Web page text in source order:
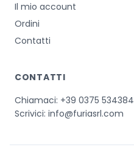
Il mio account
Ordini
Contatti
CONTATTI
Chiamaci: +39 0375 534384
Scrivici: info@furiasrl.com